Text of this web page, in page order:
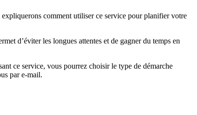
comment utiliser ce service pour planifier votre
d’éviter les longues attentes et de gagner du temps en
ce service, vous pourrez choisir le type de démarche
par e-mail.